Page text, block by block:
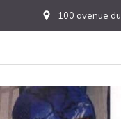
100 avenue